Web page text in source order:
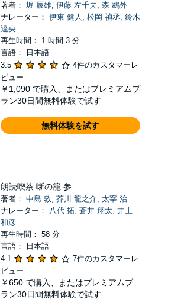
著者： 堀 辰雄, 伊藤 左千夫, 森 鴎外
ナレーター： 伊東 健人 , 松岡 禎丞, 鈴木
達央
再生時間： 1 時間 3 分
言語： 日本語
3.5
4件のカスタマーレ
ビュー
￥1,090 で購入、またはプレミアムプ
ラン30日間無料体験で試す
無料体験を試す
朗読喫茶 噺の籠 参
著者： 中島 敦, 芥川 龍之介, 太宰 治
ナレーター： 八代 拓, 蒼井 翔太, 井上
和彦
再生時間： 58 分
言語： 日本語
4.1
7件のカスタマーレ
ビュー
￥650 で購入、またはプレミアムプ
ラン30日間無料体験で試す